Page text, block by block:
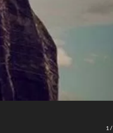
1/